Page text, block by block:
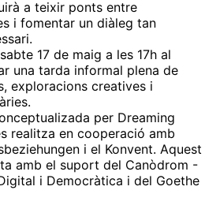
a teixir ponts entre
i fomentar un diàleg tan
17 de maig a les 17h al
una tarda informal plena de
exploracions creatives i
per Dreaming
realitza en cooperació amb
i el Konvent. Aquest
amb el suport del Canòdrom -
i Democràtica i del Goethe